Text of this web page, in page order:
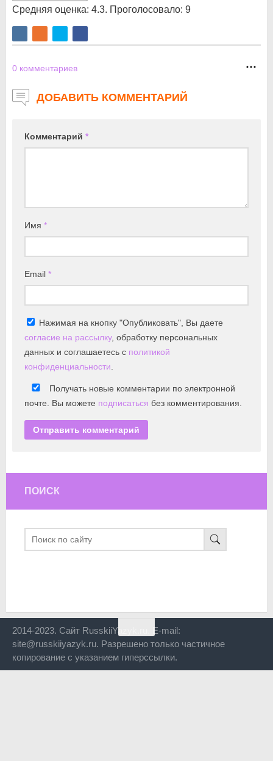
Средняя оценка: 4.3. Проголосовало: 9
0 комментариев
ДОБАВИТЬ КОММЕНТАРИЙ
Комментарий *
Имя *
Email *
Нажимая на кнопку "Опубликовать", Вы даете
согласие на рассылку, обработку персональных
данных и соглашаетесь с политикой
конфиденциальности.
Получать новые комментарии по электронной
почте. Вы можете подписаться без комментирования.
ПОИСК
2014-2023. Сайт RusskiiYazyk.ru. E-mail:
site@russkiiyazyk.ru. Разрешено только частичное
копирование с указанием гиперссылки.